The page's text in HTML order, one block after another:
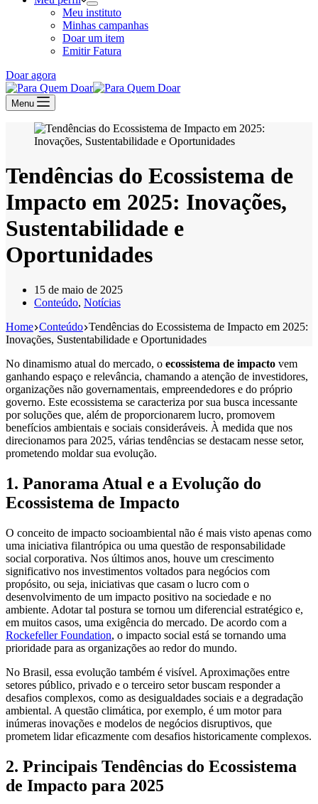
Meu instituto
Minhas campanhas
Doar um item
Emitir Fatura
Doar agora
Menu
Tendências do Ecossistema de
Impacto em 2025: Inovações,
Sustentabilidade e
Oportunidades
15 de maio de 2025
Conteúdo, Notícias
Home Conteúdo Tendências do Ecossistema de Impacto em 2025:
Inovações, Sustentabilidade e Oportunidades
No dinamismo atual do mercado, o ecossistema de impacto vem
ganhando espaço e relevância, chamando a atenção de investidores,
organizações não governamentais, empreendedores e do próprio
governo. Este ecossistema se caracteriza por sua busca incessante
por soluções que, além de proporcionarem lucro, promovem
benefícios ambientais e sociais consideráveis. À medida que nos
direcionamos para 2025, várias tendências se destacam nesse setor,
prometendo moldar sua evolução.
1. Panorama Atual e a Evolução do
Ecossistema de Impacto
O conceito de impacto socioambiental não é mais visto apenas como
uma iniciativa filantrópica ou uma questão de responsabilidade
social corporativa. Nos últimos anos, houve um crescimento
significativo nos investimentos voltados para negócios com
propósito, ou seja, iniciativas que casam o lucro com o
desenvolvimento de um impacto positivo na sociedade e no
ambiente. Adotar tal postura se tornou um diferencial estratégico e,
em muitos casos, uma exigência do mercado. De acordo com a
Rockefeller Foundation, o impacto social está se tornando uma
prioridade para as organizações ao redor do mundo.
No Brasil, essa evolução também é visível. Aproximações entre
setores público, privado e o terceiro setor buscam responder a
desafios complexos, como as desigualdades sociais e a degradação
ambiental. A questão climática, por exemplo, é um motor para
inúmeras inovações e modelos de negócios disruptivos, que
prometem lidar eficazmente com desafios historicamente complexos.
2. Principais Tendências do Ecossistema
de Impacto para 2025